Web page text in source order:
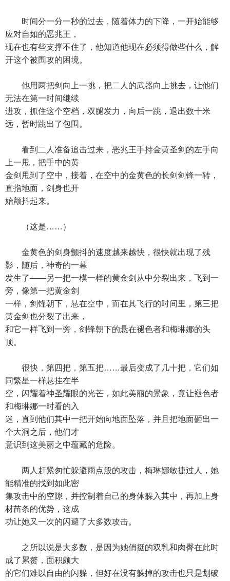
时间分一分一秒的过去，随着体力的下降，一开始能够
应对自如的恶兆王，
现在也有些支撑不住了，他知道他现在必须得做些什么，解
开这个被围攻的困境。
他用两把剑向上一挑，把二人的武器向上挑去，让他们
无法在第一时间继续
进攻，抓住这个空档，双腿发力，向后一跳，退出数十米
远，暂时跳出了包围。
看到二人准备追击过来，恶兆王手持金黄圣剑的左手向
上一甩，把手中的黄
金剑甩到了空中，接着，在空中的金黄色的长剑剑锋一转，
直指地面，剑身也开
始颤抖起来。
（这是……）
金黄色的剑身颤抖的速度越来越快，很快就出现了残
影，随后，神奇的一幕
发生了——另一把一模一样的黄金剑从中分裂出来，飞到一
旁，像第一把黄金剑
一样，剑锋朝下，悬在空中，而在其飞行的时间里，第三把
黄金剑也分裂了出来，
和它一样飞到一旁，剑锋朝下的悬在褪色者和梅琳娜的头
顶。
很快，第四把，第五把……最后变成了几十把，它们如
同繁星一样悬挂在半
空，闪耀着神圣耀眼的光芒，如此美丽的景象，竟让褪色者
和梅琳娜一时看的入
迷，直到他们其中一把开始向地面坠落，并且把地面砸出一
个大洞之后，他们才
意识到这美丽之中蕴藏的危险。
两人赶紧匆忙躲避雨点般的攻击，梅琳娜敏捷过人，她
能精准的找到如此密
集攻击中的空隙，并控制着自己的身体躲入其中，再加上身
材苗条的优势，这成
功让她又一次的闪避了大多数攻击。
之所以说是大多数，是因为她俏挺的双乳和肉臀在此时
成了累赘，面积颇大
的它们难以自由的闪躲，但好在没有躲掉的攻击也只是划破